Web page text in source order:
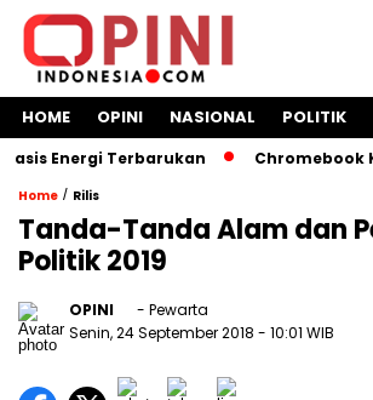
HOME OPINI NASIONAL POLITIK
Energi Terbarukan Chromebook
Home / Rilis
Tanda-Tanda Alam dan
Politik 2019
OPINI
- Pewarta
Senin, 24 September 2018 - 10:01 WIB